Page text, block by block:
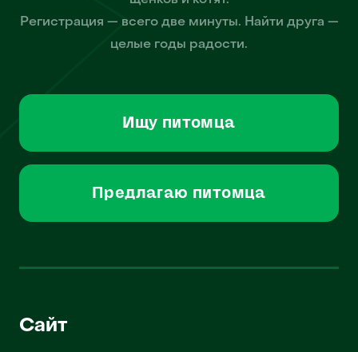
Регистрация — всего две минуты. Найти друга —
целые годы радости.
Ищу питомца
Предлагаю питомца
Сайт